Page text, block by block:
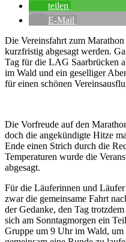
teilen
E-Mail
Die Vereinsfahrt zum
kurzfristig abgesagt werden.
Tag für die LAG Saarbrücken
im Wald und ein geselliger
für einen schönen
Die Vorfreude auf den
doch die angekündigte Hitze
Ende einen Strich durch die
Temperaturen wurde die
abgesagt.
Für die Läuferinnen und
zwar die gemeinsame Fahrt
der Gedanke, den Tag
sich am Sonntagmorgen ein
Gruppe um 9 Uhr im Wald,